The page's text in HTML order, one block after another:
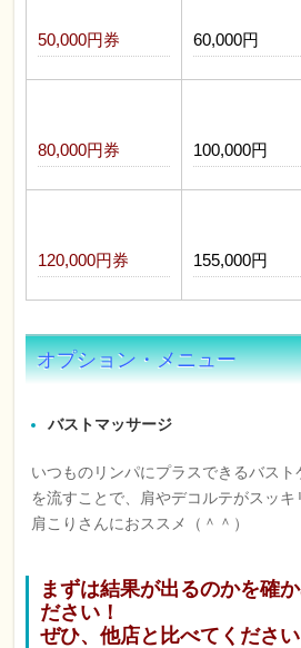
50,000円券 60,000円
80,000円券 100,000円
120,000円券 155,000円
オプション・メニュー
バストマッサージ
いつものリンパにプラスできるバス
を流すことで、肩やデコルテがスッキ
肩こりさんにおススメ（＾＾）
まずは結果が出るのかを確
ださい！
ぜひ、他店と比べてください